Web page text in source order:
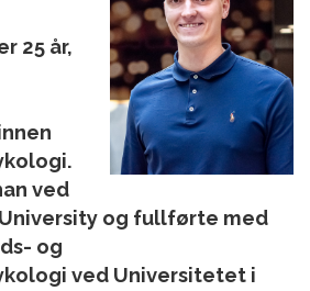
25 år,
ved
og fullførte med
og
ved Universitetet i